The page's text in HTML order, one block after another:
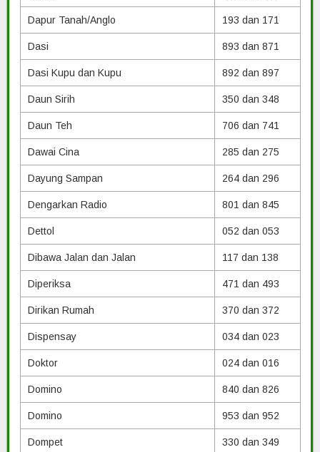
Dapur Tanah/Anglo 193 dan 171
Dasi 893 dan 871
Dasi Kupu dan Kupu 892 dan 897
Daun Sirih 350 dan 348
Daun Teh 706 dan 741
Dawai Cina 285 dan 275
Dayung Sampan 264 dan 296
Dengarkan Radio 801 dan 845
Dettol 052 dan 053
Dibawa Jalan dan Jalan 117 dan 138
Diperiksa 471 dan 493
Dirikan Rumah 370 dan 372
Dispensay 034 dan 023
Doktor 024 dan 016
Domino 840 dan 826
Domino 953 dan 952
Dompet 330 dan 349